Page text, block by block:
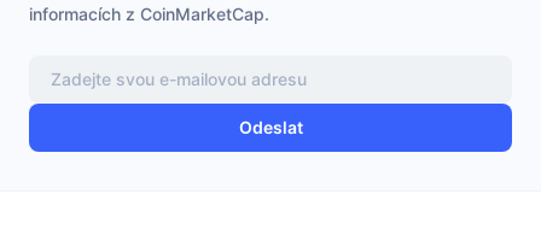
NFT
Celkové NFT statistiky
Likvidace
Diamantové odměny
informacích z CoinMarketCap.
Odeslat